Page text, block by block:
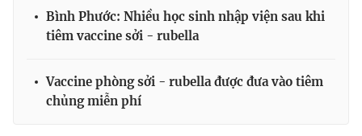
VTV4 Vươn mình bằng AI
VTV9 VTV8
Bình Phước: Nhiều học sinh nhập viện sau khi
tiêm vaccine sởi - rubella
Vaccine phòng sởi - rubella được đưa vào tiêm
chủng miễn phí